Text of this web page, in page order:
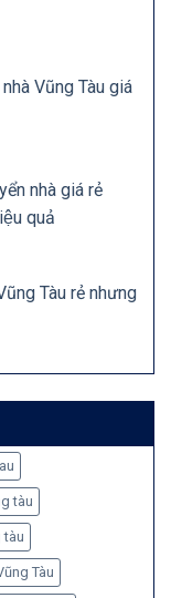
Vũng Tàu giá
nhà giá rẻ
quả
Tàu rẻ nhưng
tàu
tàu
Tàu